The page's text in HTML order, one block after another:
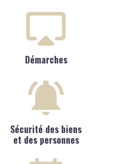
Démarches
Sécurité des biens
et des personnes